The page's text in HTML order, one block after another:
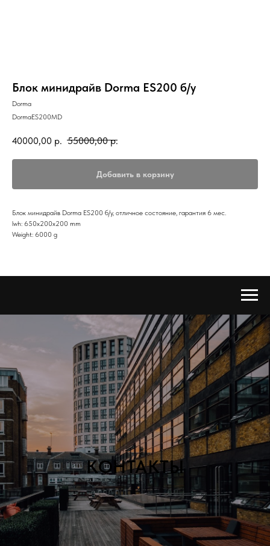
Блок минидрайв Dorma ES200 б/у
Dorma
DormaES200MD
40000,00 р. 55000,00 р.
Добавить в корзину
Блок минидрайв Dorma ES200 б/у, отличное состояние, гарантия 6 мес.
lwh: 650x200x200 mm
Weight: 6000 g
КОНТАКТЫ